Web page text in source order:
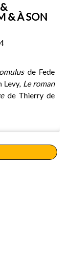
& À SON
de Fede
Levy, Le roman
de Thierry de
Mi Bestiade
etRebel